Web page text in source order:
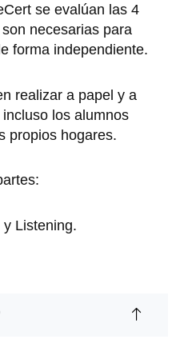
se evalúan las 4
necesarias para
forma independiente.
realizar a papel y a
los alumnos
propios hogares.
Listening.